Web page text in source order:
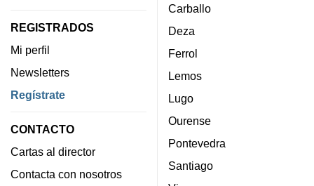
REGISTRADOS
Mi perfil
Newsletters
Regístrate
CONTACTO
Cartas al director
Contacta con nosotros
Carballo
Deza
Ferrol
Lemos
Lugo
Ourense
Pontevedra
Santiago